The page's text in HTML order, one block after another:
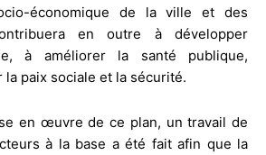
économique de la ville et des
en outre à développer
à améliorer la santé publique,
paix sociale et la sécurité.
en œuvre de ce plan, un travail de
à la base a été fait afin que la